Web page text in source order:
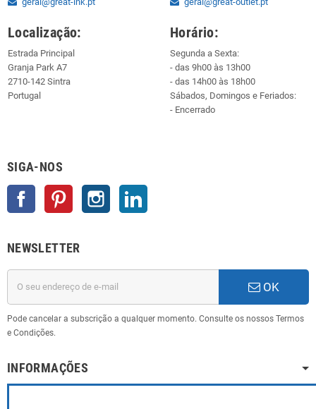
Localização:
Estrada Principal
Granja Park A7
2710-142 Sintra
Portugal
Horário:
Segunda a Sexta:
- das 9h00 às 13h00
- das 14h00 às 18h00
Sábados, Domingos e Feriados:
- Encerrado
SIGA-NOS
Facebook Pinterest Instagram
NEWSLETTER
OK
Pode cancelar a subscrição a qualquer momento. Consulte os nossos Termos
e Condições.
INFORMAÇÕES